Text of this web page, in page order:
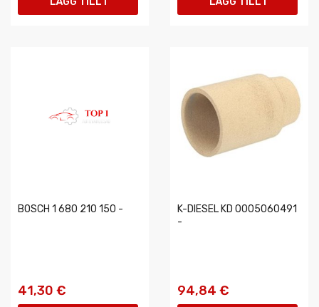
BOSCH 1 680 210 150 -
41,30 €
K-DIESEL KD 0005060491
-
94,84 €